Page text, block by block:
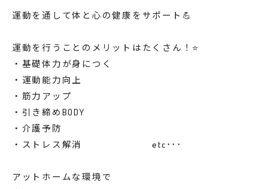
運動を通して体と心の健康をサポート💪
運動を行うことのメリットはたくさん！⭐️
・基礎体力が身につく
・運動能力向上
・筋力アップ
・引き締めBODY
・介護予防
・ストレス解消 etc･･･
アットホームな環境で